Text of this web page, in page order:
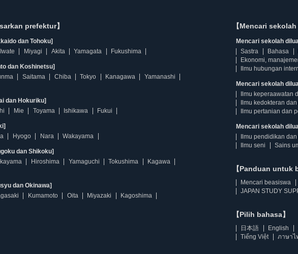
prefektur】
dan Tohoku]
Iwate Miyagi Akita Yamagata Fukushima
dan Koshinetsu]
Saitama Chiba Tokyo Kanagawa
Yamanashi
dan Hokuriku]
Mie Toyama Ishikawa Fukui
Hyogo Nara Wakayama
dan Shikoku]
Hiroshima Yamaguchi Tokushima
Kagawa
dan Okinawa]
Kumamoto Oita Miyazaki
Kagoshima
【Mencari
Mencari sekolah
Sastra
Bahasa
Ekonomi,
Ilmu hubungan
Mencari sekolah
Ilmu keperaawatan
Ilmu kedokteran
Ilmu pertanian dan
Mencari sekolah
Ilmu pendidikan
Ilmu seni
Sains
【Panduan untuk
Mencari beasiswa
JAPAN STUDY
【Pilih bahasa】
日本語 English
Tiếng Việt
ภาษาไ